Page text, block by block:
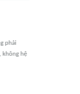
phải
không hệ